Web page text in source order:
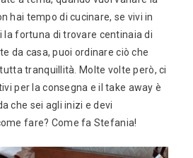
hai tempo di cucinare, se vivi in
la fortuna di trovare centinaia di
da casa, puoi ordinare ciò che
tranquillità. Molte volte però, ci
per la consegna e il take away è
che sei agli inizi e devi
fare? Come fa Stefania!